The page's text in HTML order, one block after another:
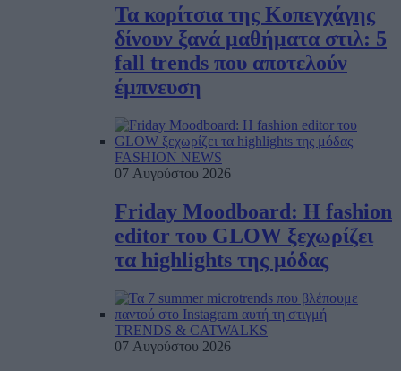
Τα κορίτσια της Κοπεγχάγης
δίνουν ξανά μαθήματα στιλ: 5
fall trends που αποτελούν
έμπνευση
FASHION NEWS
07 Αυγούστου 2026
Friday Moodboard: Η fashion
editor του GLOW ξεχωρίζει
τα highlights της μόδας
TRENDS & CATWALKS
07 Αυγούστου 2026